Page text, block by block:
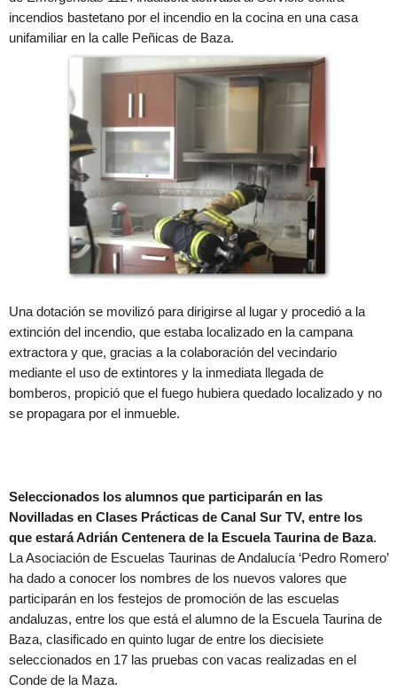
incendios bastetano por el incendio en la cocina en una casa
unifamiliar en la calle Peñicas de Baza.
Una dotación se movilizó para dirigirse al lugar y procedió a la
extinción del incendio, que estaba localizado en la campana
extractora y que, gracias a la colaboración del vecindario
mediante el uso de extintores y la inmediata llegada de
bomberos, propició que el fuego hubiera quedado localizado y no
se propagara por el inmueble.
Seleccionados los alumnos que participarán en las
Novilladas en Clases Prácticas de Canal Sur TV, entre los
que estará Adrián Centenera de la Escuela Taurina de Baza.
La Asociación de Escuelas Taurinas de Andalucía ‘Pedro Romero’
ha dado a conocer los nombres de los nuevos valores que
participarán en los festejos de promoción de las escuelas
andaluzas, entre los que está el alumno de la Escuela Taurina de
Baza, clasificado en quinto lugar de entre los diecisiete
seleccionados en 17 las pruebas con vacas realizadas en el
Conde de la Maza.